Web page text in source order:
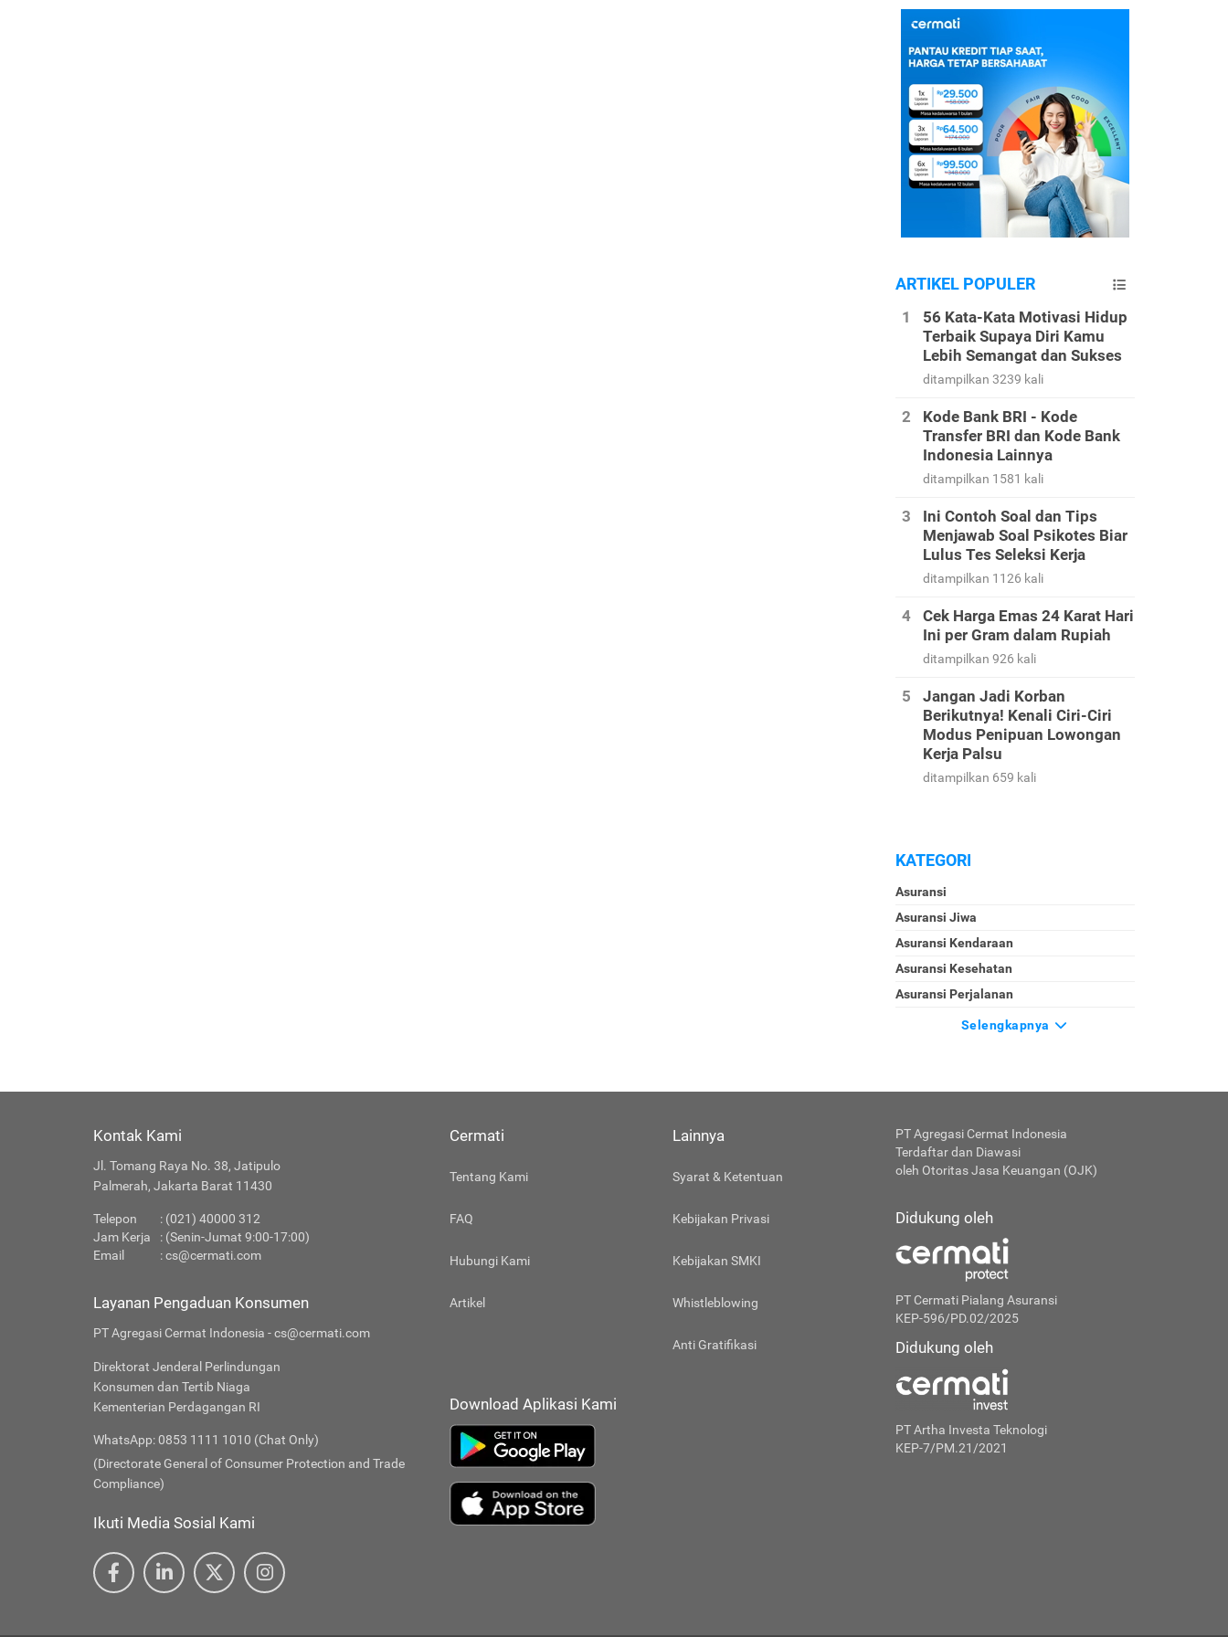
ARTIKEL POPULER
56 Kata-Kata Motivasi Hidup
Terbaik Supaya Diri Kamu
Lebih Semangat dan Sukses
ditampilkan 3239 kali
Kode Bank BRI - Kode
Transfer BRI dan Kode Bank
Indonesia Lainnya
ditampilkan 1581 kali
Ini Contoh Soal dan Tips
Menjawab Soal Psikotes Biar
Lulus Tes Seleksi Kerja
ditampilkan 1126 kali
Cek Harga Emas 24 Karat Hari
Ini per Gram dalam Rupiah
ditampilkan 926 kali
Jangan Jadi Korban
Berikutnya! Kenali Ciri-Ciri
Modus Penipuan Lowongan
Kerja Palsu
ditampilkan 659 kali
KATEGORI
Asuransi
Asuransi Jiwa
Asuransi Kendaraan
Asuransi Kesehatan
Asuransi Perjalanan
Selengkapnya
Kontak Kami
Jl. Tomang Raya No. 38, Jatipulo
Palmerah, Jakarta Barat 11430
Telepon
: (021) 40000 312
Jam Kerja
: (Senin-Jumat 9:00-17:00)
Email
:cs@cermati.com
Layanan Pengaduan Konsumen
PT Agregasi Cermat Indonesia - cs@cermati.com
Direktorat Jenderal Perlindungan
Konsumen dan Tertib Niaga
Kementerian Perdagangan RI
WhatsApp: 0853 1111 1010 (Chat Only)
(Directorate General of Consumer Protection and Trade
Compliance)
Ikuti Media Sosial Kami
Cermati
Tentang Kami
FAQ
Hubungi Kami
Artikel
Lainnya
Syarat & Ketentuan
Kebijakan Privasi
Kebijakan SMKI
Whistleblowing
Anti Gratifikasi
Download Aplikasi Kami
PT Agregasi Cermat Indonesia
Terdaftar dan Diawasi
oleh Otoritas Jasa Keuangan (OJK)
Didukung oleh
PT Cermati Pialang Asuransi
KEP-596/PD.02/2025
Didukung oleh
PT Artha Investa Teknologi
KEP-7/PM.21/2021